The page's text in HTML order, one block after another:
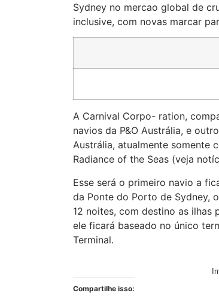
Sydney no mercao global de
inclusive, com novas marcar
A Carnival Corpo- ration,
navios da P&O Austrália, e
Austrália, atualmente somente
Radiance of the Seas (veja
Esse será o primeiro navio a
da Ponte do Porto de Sydney,
12 noites, com destino as
ele ficará baseado no único
Terminal.
Compartilhe isso: